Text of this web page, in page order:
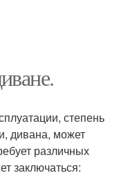
степень
дивана, может
различных
заключаться: